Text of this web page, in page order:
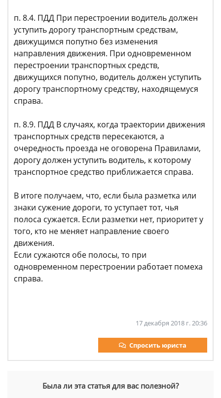
п. 8.4. ПДД При перестроении водитель должен
уступить дорогу транспортным средствам,
движущимся попутно без изменения
направления движения. При одновременном
перестроении транспортных средств,
движущихся попутно, водитель должен уступить
дорогу транспортному средству, находящемуся
справа.
п. 8.9. ПДД В случаях, когда траектории движения
транспортных средств пересекаются, а
очередность проезда не оговорена Правилами,
дорогу должен уступить водитель, к которому
транспортное средство приближается справа.
В итоге получаем, что, если была разметка или
знаки сужение дороги, то уступает тот, чья
полоса сужается. Если разметки нет, приоритет у
того, кто не меняет направление своего
движения.
Если сужаются обе полосы, то при
одновременном перестроении работает помеха
справа.
17 декабря 2018 г. 20:36
Спросить юриста
Была ли эта статья для вас полезной?